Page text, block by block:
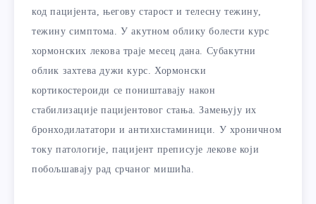
код пацијента, његову старост и телесну тежину,
тежину симптома. У акутном облику болести курс
хормонских лекова траје месец дана. Субакутни
облик захтева дужи курс. Хормонски
кортикостероиди се поништавају након
стабилизације пацијентовог стања. Замењују их
бронходилататори и антихистаминици. У хроничном
току патологије, пацијент преписује лекове који
побољшавају рад срчаног мишића.